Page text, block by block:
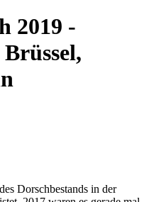
2019 -
Dorschbestands in der